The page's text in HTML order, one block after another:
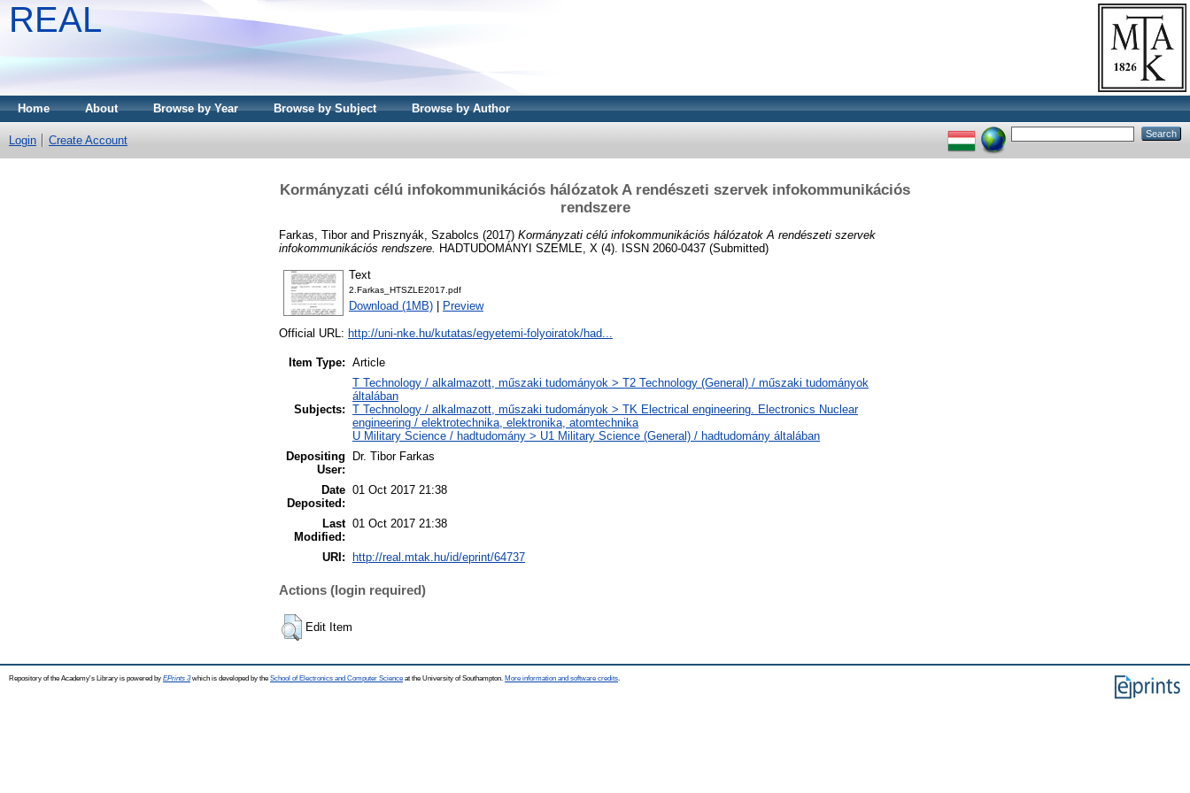
REAL
Home About Browse by Year Browse by Subject Browse by Author
Login Create Account
Kormányzati célú infokommunikációs hálózatok A rendészeti szervek infokommunikációs
rendszere
Farkas, Tiborand Prisznyák, Szabolcs (2017) Kormányzati célú infokommunikációs hálózatok A rendészeti szervek
infokommunikációs rendszere. HADTUDOMÁNYI SZEMLE, X (4). ISSN 2060-0437 (Submitted)
Text
2.Farkas_HTSZLE2017.pdf
Download (1MB) Preview
Official URL: http://uni-nke.hu/kutatas/egyetemi-folyoiratok/had...
Item Type: Article
Subjects:
T Technology / alkalmazott, műszaki tudományok > T2 Technology (General) / műszaki tudományok
általában
T Technology / alkalmazott, műszaki tudományok > TK Electrical engineering. Electronics Nuclear
engineering / elektrotechnika, elektronika, atomtechnika
U Military Science / hadtudomány > U1 Military Science (General) / hadtudomány általában
Depositing
User:
Dr. Tibor Farkas
Date
Deposited:
01 Oct 2017 21:38
Last
Modified:
01 Oct 2017 21:38
URI: http://real.mtak.hu/id/eprint/64737
Actions (login required)
Edit Item
Repository of the Academy's Library is powered by EPrints 3which is developed by the School of Electronics and Computer Science at the University of Southampton. More information and software credits